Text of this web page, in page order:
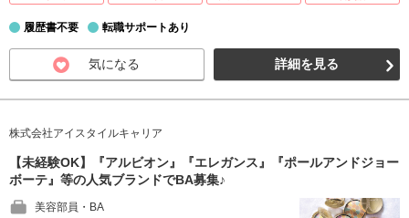
履歴書不要 転職サポートあり
気になる 詳細を見る
株式会社アイスタイルキャリア
【未経験OK】『アルビオン』『エレガンス』『ポールアンドジョー
ボーテ』等の人気ブランドでBA募集♪
美容部員・BA